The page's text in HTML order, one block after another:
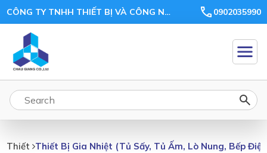
CÔNG TY TNHH THIẾT BỊ VÀ CÔNG NGHỆ CHÂU GIANG 0902035990
Thiết BịThiết Bị Gia Nhiệt (tủ Sấy, Tủ Ấm, Lò Nung, Bếp